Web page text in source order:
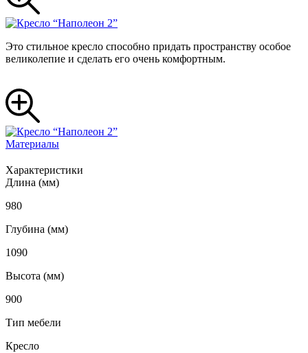
Это стильное кресло способно придать пространству особое
великолепие и сделать его очень комфортным.
Материалы
Характеристики
Длина (мм)
980
Глубина (мм)
1090
Высота (мм)
900
Тип мебели
Кресло